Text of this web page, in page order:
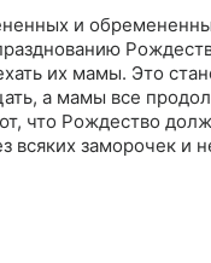
и
их мамы. Это
а мамы все
что Рождество
всяких заморочек и